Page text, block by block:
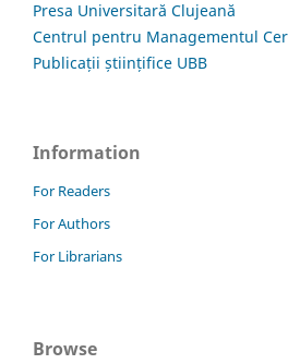
Presa Universitară Clujeană
Centrul pentru Managementul
Publicații științifice UBB
Information
For Readers
For Authors
For Librarians
Browse